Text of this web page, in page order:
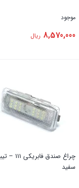
موجود
8,570,000 ریال
سفید